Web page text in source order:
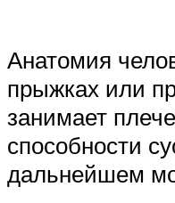
Анатомия
прыжках или
занимает
способности
дальнейшем